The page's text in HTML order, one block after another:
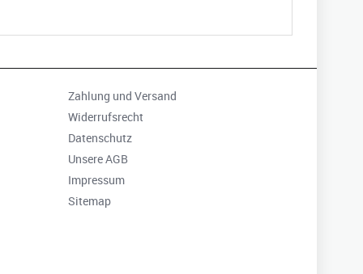
Zahlung und Versand
Widerrufsrecht
Datenschutz
Unsere AGB
Impressum
Sitemap